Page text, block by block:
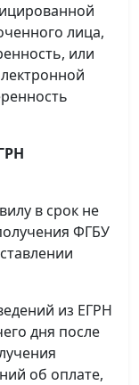
лица,
или
в срок не
ФГБУ
из ЕГРН
дня после
об оплате,